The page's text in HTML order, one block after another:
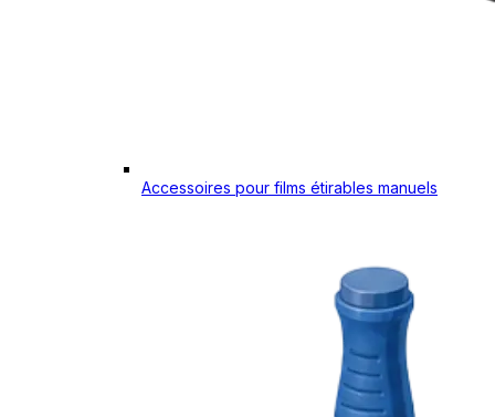
Accessoires pour films étirables manuels